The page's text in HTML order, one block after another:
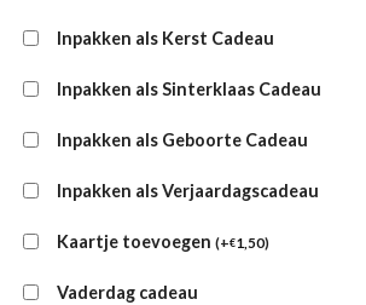
Inpakken als Kerst Cadeau
Inpakken als Sinterklaas Cadeau
Inpakken als Geboorte Cadeau
Inpakken als Verjaardagscadeau
Kaartje toevoegen (+€1,50)
Vaderdag cadeau